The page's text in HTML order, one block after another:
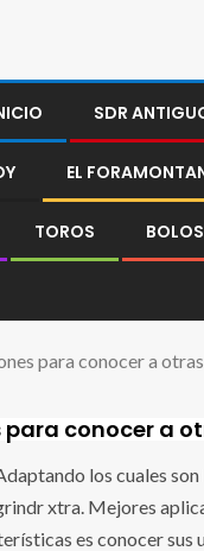
SDR
EL
TOROS BOLOS
para conocer a
conocer a
los cuales son
xtra. Mejores
es conocer sus